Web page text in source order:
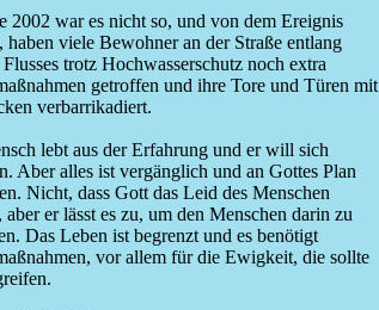
2002 war es nicht so, und von dem Ereignis
haben viele Bewohner an der Straße entlang
Flusses trotz Hochwasserschutz noch extra
getroffen und ihre Tore und Türen mit
verbarrikadiert.
lebt aus der Erfahrung und er will sich
Aber alles ist vergänglich und an Gottes Plan
Nicht, dass Gott das Leid des Menschen
aber er lässt es zu, um den Menschen darin zu
Das Leben ist begrenzt und es benötigt
vor allem für die Ewigkeit, die sollte